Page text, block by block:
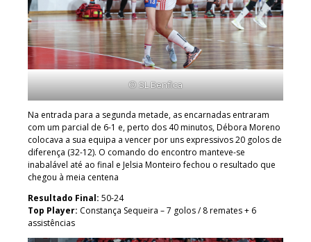
© SL Benfica
Na entrada para a segunda metade, as encarnadas entraram
com um parcial de 6-1 e, perto dos 40 minutos, Débora Moreno
colocava a sua equipa a vencer por uns expressivos 20 golos de
diferença (32-12). O comando do encontro manteve-se
inabalável até ao final e Jelsia Monteiro fechou o resultado que
chegou à meia centena
Resultado Final: 50-24
Top Player: Constança Sequeira – 7 golos / 8 remates + 6
assistências